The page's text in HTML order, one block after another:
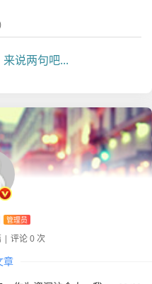
。
们对职业操守的坚守，那
是任何朝九晚五的工作都
说：如果你受不了脏、受不
虑进入这个行业。
这不是
机？
在注会行业,这个话题尤为
说两句吧...
管理员
| 评论 0 次
章